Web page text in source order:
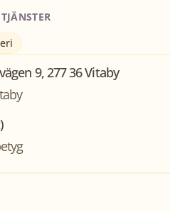
9, 277 36 Vitaby